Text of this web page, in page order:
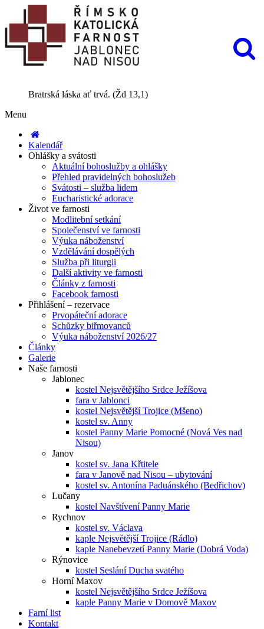
Bratrská láska ať trvá. (Žd 13,1)
Menu
Kalendář
Ohlášky a svátosti
Aktuální bohoslužby a ohlášky
Přehled pravidelných bohoslužeb
Svátosti – služba lidem
Eucharistické adorace
Život ve farnosti
Modlitební setkání
Společenství ve farnosti
Výuka náboženství
Vzdělávání dospělých
Služba při liturgii
Další aktivity ve farnosti
Články z farnosti
Facebook farnosti
Přihlášení – rezervace
Prvopáteční adorace
Schůzky biřmovanců
Výuka náboženství 2026/27
Články
Galerie
Naše farnosti
Jablonec
kostel Nejsvětějšího Srdce Ježíšova
fara v Jablonci
kostel Nejsvětější Trojice (Mšeno)
kostel sv. Anny
kostel Panny Marie Pomocné (Nová Ves nad
Nisou)
Janov
kostel sv. Jana Křtitele
fara v Janově nad Nisou – ubytování
kostel sv. Antonína Paduánského (Bedřichov)
Lučany
kostel Navštívení Panny Marie
Rychnov
kostel sv. Václava
kaple Nejsvětější Trojice (Rádlo)
kaple Nanebevzetí Panny Marie (Dobrá Voda)
Rýnovice
kostel Seslání Ducha svatého
Horní Maxov
kostel Nejsvětějšího Srdce Ježíšova
kaple Panny Marie v Domově Maxov
Farní list
Kontakt